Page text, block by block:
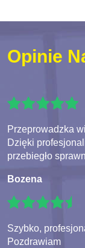
Opinie
Przeprowadzka
Dzięki
przebiegło
Bozena
Szybko,
Pozdrawiam